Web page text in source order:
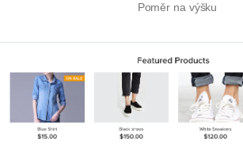
Poměr na výšku